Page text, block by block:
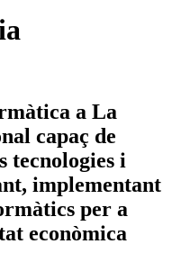
a La
capaç de
tecnologies i
implementant
per a
econòmica